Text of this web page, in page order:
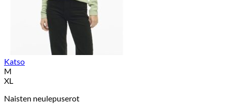
Katso
M
XL
Naisten neulepuserot